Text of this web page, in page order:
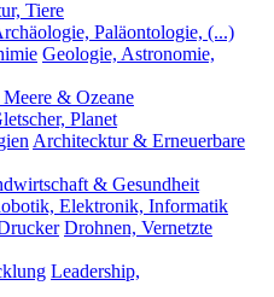
Tiere
Paläontologie, (...)
Geologie, Astronomie,
Meere & Ozeane
Planet
Architecktur & Erneuerbare
& Gesundheit
Elektronik, Informatik
Drohnen, Vernetzte
Leadership,